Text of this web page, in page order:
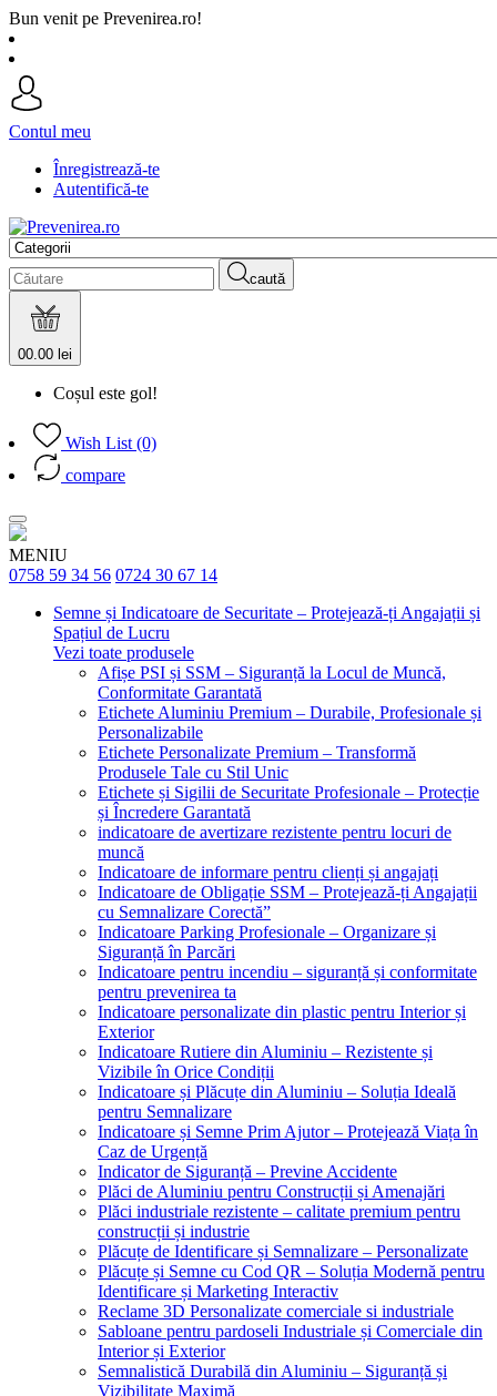
Bun venit pe Prevenirea.ro!
Contul meu
Înregistrează-te
Autentifică-te
caută
00.00 lei
Coșul este gol!
Wish List (0)
compare
MENIU
0758 59 34 56 0724 30 67 14
Semne și Indicatoare de Securitate – Protejează-ți Angajații și
Spațiul de Lucru
Vezi toate produsele
Afișe PSI și SSM – Siguranță la Locul de Muncă,
Conformitate Garantată
Etichete Aluminiu Premium – Durabile, Profesionale și
Personalizabile
Etichete Personalizate Premium – Transformă
Produsele Tale cu Stil Unic
Etichete și Sigilii de Securitate Profesionale – Protecție
și Încredere Garantată
indicatoare de avertizare rezistente pentru locuri de
muncă
Indicatoare de informare pentru clienți și angajați
Indicatoare de Obligație SSM – Protejează-ți Angajații
cu Semnalizare Corectă”
Indicatoare Parking Profesionale – Organizare și
Siguranță în Parcări
Indicatoare pentru incendiu – siguranță și conformitate
pentru prevenirea ta
Indicatoare personalizate din plastic pentru Interior și
Exterior
Indicatoare Rutiere din Aluminiu – Rezistente și
Vizibile în Orice Condiții
Indicatoare și Plăcuțe din Aluminiu – Soluția Ideală
pentru Semnalizare
Indicatoare și Semne Prim Ajutor – Protejează Viața în
Caz de Urgență
Indicator de Siguranță – Previne Accidente
Plăci de Aluminiu pentru Construcții și Amenajări
Plăci industriale rezistente – calitate premium pentru
construcții și industrie
Plăcuțe de Identificare și Semnalizare – Personalizate
Plăcuțe și Semne cu Cod QR – Soluția Modernă pentru
Identificare și Marketing Interactiv
Reclame 3D Personalizate comerciale si industriale
Sabloane pentru pardoseli Industriale și Comerciale din
Interior și Exterior
Semnalistică Durabilă din Aluminiu – Siguranță și
Vizibilitate Maximă